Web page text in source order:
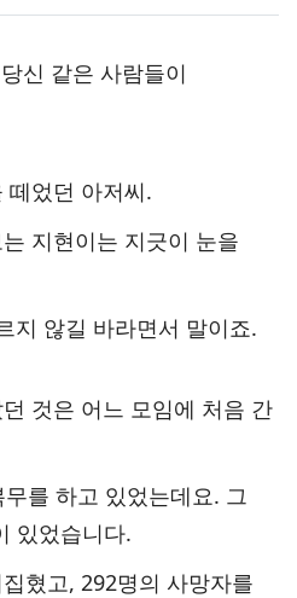
신 같은 사람들이
떼었던 아저씨.
지현이는 지긋이 눈을
지 않길 바라면서 말이죠.
것은 어느 모임에 처음 간
를 하고 있었는데요. 그
있었습니다.
혔고, 292명의 사망자를